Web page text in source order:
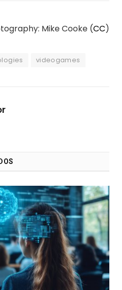
Mike Cooke (CC)
videogames